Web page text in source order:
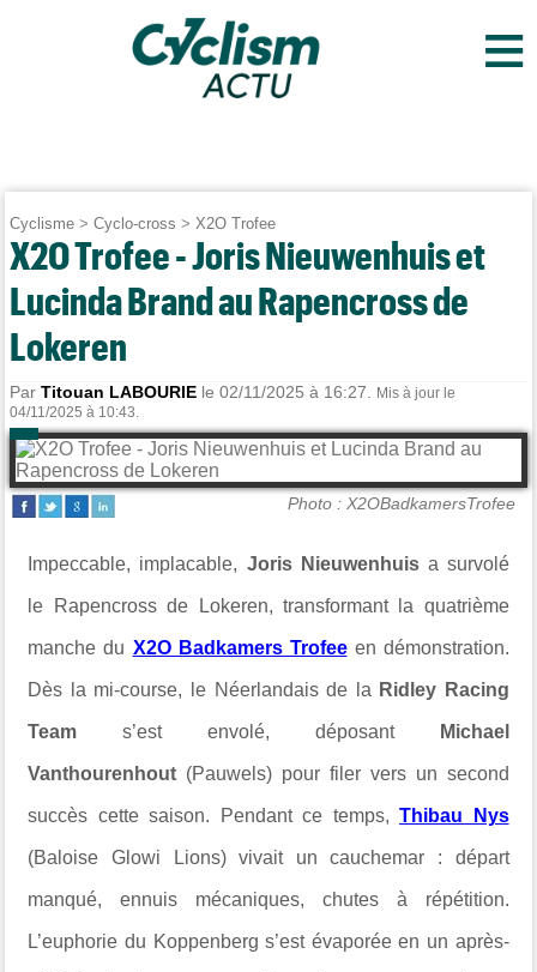
≡
Cyclisme >Cyclo-cross >X2O Trofee
X2O Trofee - Joris Nieuwenhuis et
Lucinda Brand au Rapencross de
Lokeren
ParTitouan LABOURIE le 02/11/2025 à 16:27.
Mis à jour le
04/11/2025 à 10:43.
Photo : X2OBadkamersTrofee
Impeccable, implacable, Joris Nieuwenhuis a survolé
le Rapencross de Lokeren, transformant la quatrième
manche du X2O Badkamers Trofeeen démonstration.
Dès la mi-course, le Néerlandais de la Ridley Racing
Teams’est envolé, déposant Michael
Vanthourenhout (Pauwels) pour filer vers un second
succès cette saison. Pendant ce temps,Thibau Nys
(Baloise Glowi Lions) vivait un cauchemar : départ
manqué, ennuis mécaniques, chutes à répétition.
L’euphorie du Koppenberg s’est évaporée en un après-